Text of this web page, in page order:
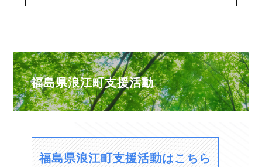
福島県浪江町支援活動
福島県浪江町支援活動はこちら